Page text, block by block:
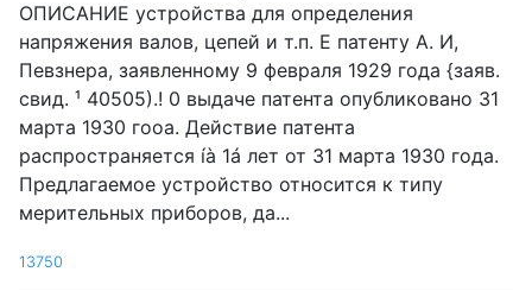
ОПИСАНИЕ устройства для определения
напряжения валов, цепей и т.п. Е патенту А. И,
Певзнера, заявленному 9 февраля 1929 года {заяв.
свид. ¹ 40505).! 0 выдаче патента опубликовано 31
марта 1930 гооа. Действие патента
распространяется íà 1á лет от 31 марта 1930 года.
Предлагаемое устройство относится к типу
мерительных приборов, да...
13750